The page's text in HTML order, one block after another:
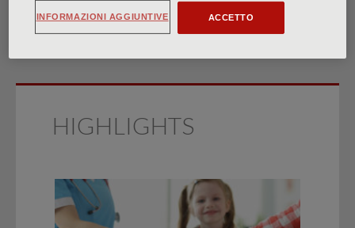
HIGHLIGHTS
ACCETTO
INFORMAZIONI AGGIUNTIVE